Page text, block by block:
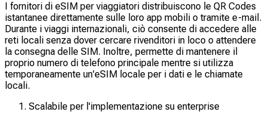
I fornitori di eSIM per viaggiatori distribuiscono le QR Codes
istantanee direttamente sulle loro app mobili o tramite e-mail.
Durante i viaggi internazionali, ciò consente di accedere alle
reti locali senza dover cercare rivenditori in loco o attendere
la consegna delle SIM. Inoltre, permette di mantenere il
proprio numero di telefono principale mentre si utilizza
temporaneamente un'eSIM locale per i dati e le chiamate
locali.
Scalabile per l'implementazione su enterprise